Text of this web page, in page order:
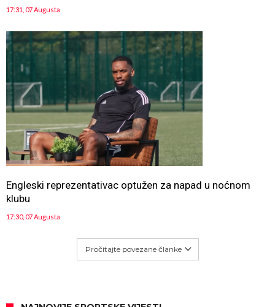
17:31, 07 Augusta
Engleski reprezentativac optužen za napad u noćnom
klubu
17:30, 07 Augusta
Pročitajte povezane članke